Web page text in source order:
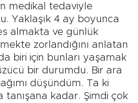
medikal tedaviyle
Yaklaşık 4 ay boyunca
almakta ve günlük
zorlandığını anlatan
biri için bunları yaşamak
bir durumdu. Bir ara
düşündüm. Ta ki
tanışana kadar. Şimdi çok